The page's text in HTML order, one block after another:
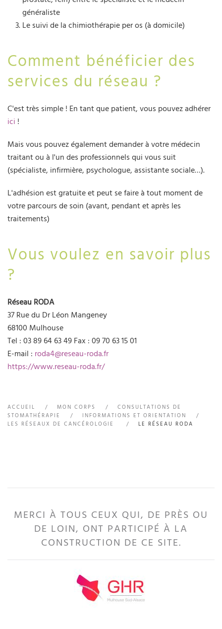
généraliste
Le suivi de la chimiothérapie per os (à domicile)
Comment bénéficier des
services du réseau ?
C'est très simple ! En tant que patient, vous pouvez adhérer
ici !
Mais vous pouvez également demander à votre médecin
traitant ou à l'un des professionnels qui vous suit
(spécialiste, infirmière, psychologue, assistante sociale…).
L'adhésion est gratuite et peut se faire à tout moment de
votre parcours de soin (avant, pendant et après les
traitements)
Vous voulez en savoir plus
?
Réseau RODA
37 Rue du Dr Léon Mangeney
68100 Mulhouse
Tel : 03 89 64 63 49 Fax : 09 70 63 15 01
E-mail : roda4@reseau-roda.fr
https://www.reseau-roda.fr/
ACCUEIL MON CORPS
CONSULTATIONS DE
STOMATHÉRAPIE
INFORMATIONS ET ORIENTATION
LES RÉSEAUX DE CANCÉROLOGIE
LE RÉSEAU RODA
MERCI À TOUS CEUX QUI, DE PRÈS OU
DE LOIN, ONT PARTICIPÉ À LA
CONSTRUCTION DE CE SITE.